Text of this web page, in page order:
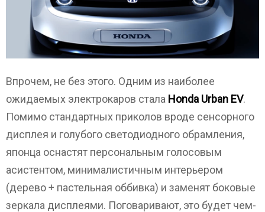
Впрочем, не без этого. Одним из наиболее
ожидаемых электрокаров стала Honda Urban EV.
Помимо стандартных приколов вроде сенсорного
дисплея и голубого светодиодного обрамления,
японца оснастят персональным голосовым
асистентом, минималистичным интерьером
(дерево + пастельная оббивка) и заменят боковые
зеркала дисплеями. Поговаривают, это будет чем-